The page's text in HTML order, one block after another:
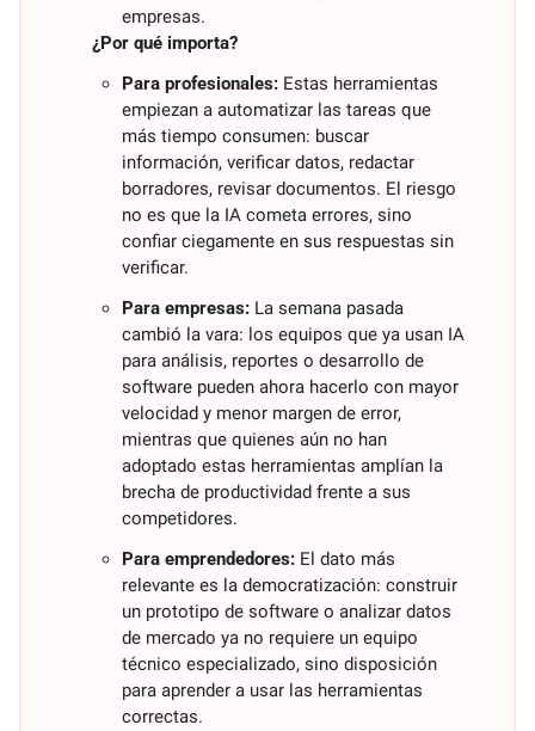
empresas.
¿Por qué importa?
Para profesionales: Estas herramientas
empiezan a automatizar las tareas que
más tiempo consumen: buscar
información, verificar datos, redactar
borradores, revisar documentos. El riesgo
no es que la IA cometa errores, sino
confiar ciegamente en sus respuestas sin
verificar.
Para empresas: La semana pasada
cambió la vara: los equipos que ya usan IA
para análisis, reportes o desarrollo de
software pueden ahora hacerlo con mayor
velocidad y menor margen de error,
mientras que quienes aún no han
adoptado estas herramientas amplían la
brecha de productividad frente a sus
competidores.
Para emprendedores: El dato más
relevante es la democratización: construir
un prototipo de software o analizar datos
de mercado ya no requiere un equipo
técnico especializado, sino disposición
para aprender a usar las herramientas
correctas.